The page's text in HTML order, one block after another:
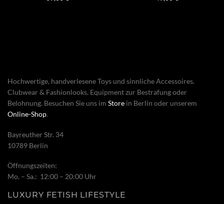
Hochwertige, handverlesene Toys und sinnliche Accessoires.
Clubwear & Fashionlooks. Equipment zur Bestrafung oder
Belohnung. Besuchen Sie uns im Store in Berlin oder unserem
Online-Shop.
Bayreuther Str. 34
10789 Berlin
Öffnungszeiten:
Mo. – Sa.: 12:00 – 20:00 Uhr
LUXURY FETISH LIFESTYLE